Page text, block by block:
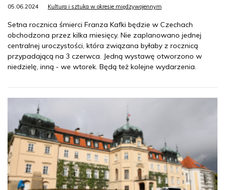
05.06.2024 Kultura i sztuka w okresie międzywojennym
Setna rocznica śmierci Franza Kafki będzie w Czechach
obchodzona przez kilka miesięcy. Nie zaplanowano jednej
centralnej uroczystości, która związana byłaby z rocznicą
przypadającą na 3 czerwca. Jedną wystawę otworzono w
niedzielę, inną - we wtorek. Będą też kolejne wydarzenia.